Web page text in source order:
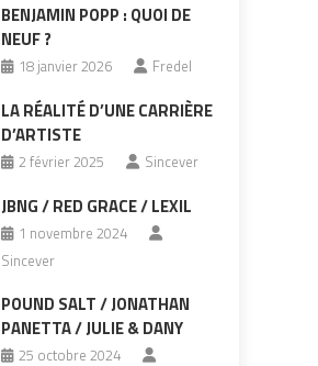
BENJAMIN POPP : QUOI DE
NEUF ?
18 janvier 2026 Fredel
LA RÉALITÉ D’UNE CARRIÈRE
D’ARTISTE
2 février 2025 Sincever
JBNG / RED GRACE / LEXIL
1 novembre 2024
Sincever
POUND SALT / JONATHAN
PANETTA / JULIE & DANY
25 octobre 2024